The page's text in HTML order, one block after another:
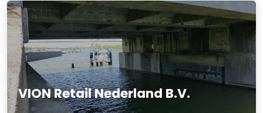
VION Retail Nederland B.V.